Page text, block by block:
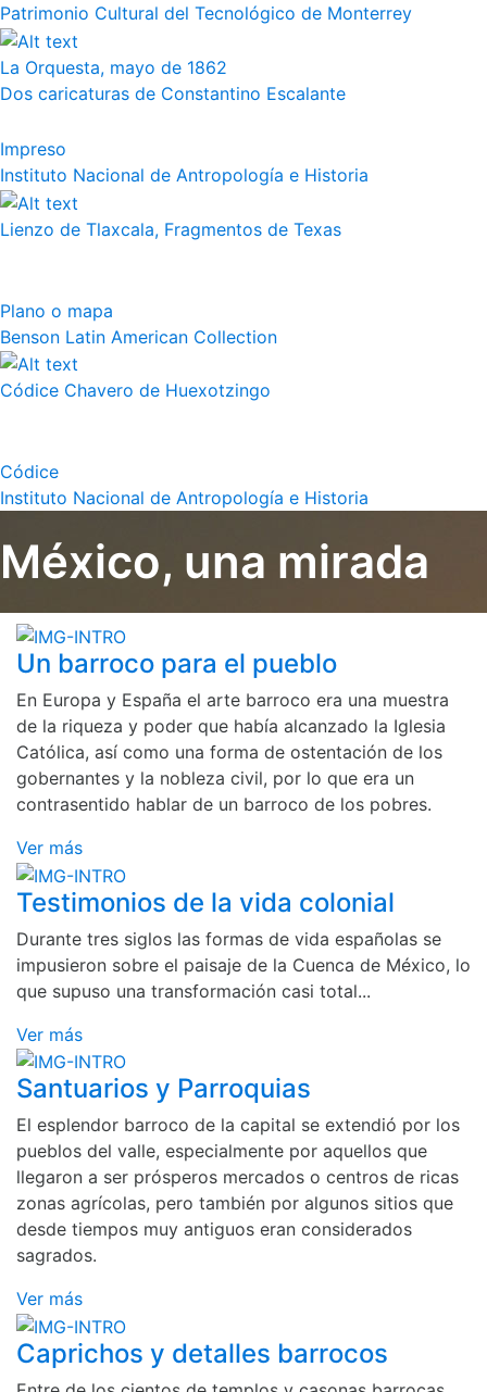
Patrimonio Cultural del Tecnológico de Monterrey
La Orquesta, mayo de 1862
Dos caricaturas de Constantino Escalante
Impreso
Instituto Nacional de Antropología e Historia
Lienzo de Tlaxcala, Fragmentos de Texas
Plano o mapa
Benson Latin American Collection
Códice Chavero de Huexotzingo
Códice
Instituto Nacional de Antropología e Historia
México, una mirada
Un barroco para el pueblo
En Europa y España el arte barroco era una muestra
de la riqueza y poder que había alcanzado la Iglesia
Católica, así como una forma de ostentación de los
gobernantes y la nobleza civil, por lo que era un
contrasentido hablar de un barroco de los pobres.
Ver más
Testimonios de la vida colonial
Durante tres siglos las formas de vida españolas se
impusieron sobre el paisaje de la Cuenca de México, lo
que supuso una transformación casi total...
Ver más
Santuarios y Parroquias
El esplendor barroco de la capital se extendió por los
pueblos del valle, especialmente por aquellos que
llegaron a ser prósperos mercados o centros de ricas
zonas agrícolas, pero también por algunos sitios que
desde tiempos muy antiguos eran considerados
sagrados.
Ver más
Caprichos y detalles barrocos